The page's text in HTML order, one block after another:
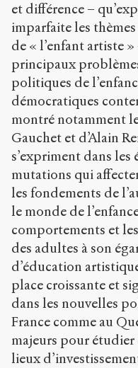
s
/
8
9
1
/
Copier la
référence
Chicago
Copier la
référence
Bibtex
Creative
Commons
Attribution-
NonCommercial-
ShareAlike 4.0
International
(CC BY-NC-SA
4.0) Sens-Public,
2011
et différence –
imparfaite les
de « l’enfant artiste
principaux
politiques de
démocratiques
montré notamment
Gauchet et d’Alain
s’expriment dans les
mutations qui
les fondements de
le monde de
comportements et
des adultes à son
d’éducation
place croissante et
dans les nouvelles
France comme au
majeurs pour
lieux